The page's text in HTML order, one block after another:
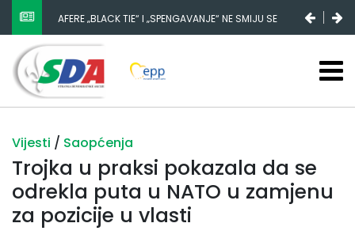
AFERE „BLACK TIE“ I „SPENGAVANJE“ NE SMIJU SE
ZATAŠKATI
Vijesti / Saopćenja
Trojka u praksi pokazala da se
odrekla puta u NATO u zamjenu
za pozicije u vlasti